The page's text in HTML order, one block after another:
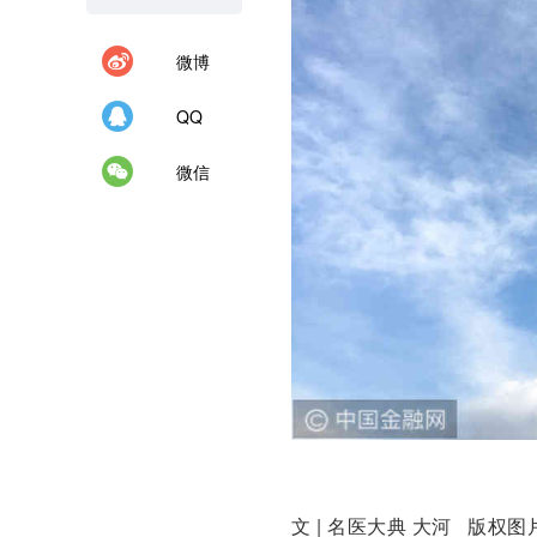
微博
QQ
微信
文 | 名医大典 大河 版权图